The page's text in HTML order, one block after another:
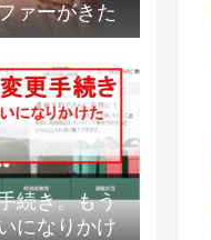
ァーがきた
続き。もう
になりかけ